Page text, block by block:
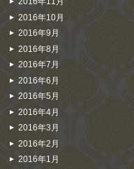
2016年10月
2016年9月
2016年8月
2016年7月
2016年6月
2016年5月
2016年4月
2016年3月
2016年2月
2016年1月